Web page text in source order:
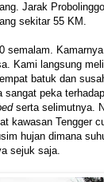
Jarak
sekitar 55 KM.
semalam.
Kami langsung
batuk dan
sangat peka
serta selimutnya.
kawasan Tengger
hujan dimana
sejuk saja.